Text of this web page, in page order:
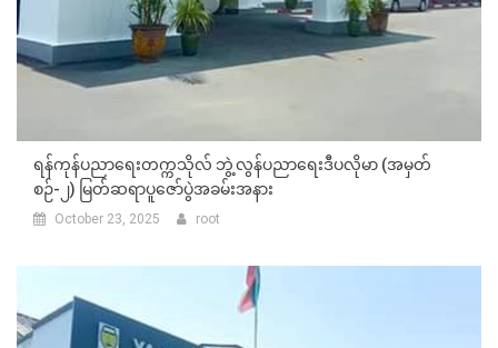
ရန်ကုန်ပညာရေးတက္ကသိုလ် ဘွဲ့လွန်ပညာရေးဒီပလိုမာ (အမှတ်
စဉ်-၂) မြတ်ဆရာပူဇော်ပွဲအခမ်းအနား
October 23, 2025 root